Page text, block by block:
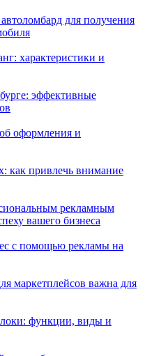
для получения
характеристики и
эффективные
оформления и
как привлечь внимание
рекламным
вашего бизнеса
с помощью рекламы на
маркетплейсов важна для
функции, виды и